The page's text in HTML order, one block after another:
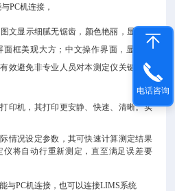
PC机连接，
图文显示细腻无锯齿，颜色艳丽，显示分
框美观大方；中文操作界面，显示直
效避免非专业人员对本测定仪关键参数
印机 ，其打印更安静、快速、清晰。实
情况设定参数，其可快速计算测定结果
将自动行重新测定，直至满足误差要
与PC机连接，也可以连接LIMS系统
电话咨询